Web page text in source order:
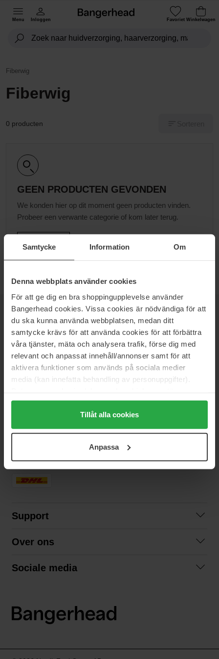
Samtycke Information Om
Denna webbplats använder cookies
För att ge dig en bra shoppingupplevelse använder
Bangerhead cookies. Vissa cookies är nödvändiga för att
du ska kunna använda webbplatsen, medan ditt
samtycke krävs för att använda cookies för att förbättra
våra tjänster, mäta och analysera trafik, förse dig med
relevant och anpassat innehåll/annonser samt för att
aktivera funktioner som används på sociala medier
media (kan innefatta behandling av personuppgifter).
Genom att trycka på "Tillåt alla cookies" accepterar du
alla cookies, medan du under "Detaljer" kan anpassa
användningen av cookies. Du kan när som helst återkalla
samt vår Integritetspolicy.
Tillåt alla cookies
Anpassa
Menu Inloggen Favoriet Winkelwagen
Fiberwig
Fiberwig
0 producten
GEEN PRODUCTEN GEVONDEN
We konden hier op dit moment geen producten vinden.
Probeer een verwante categorie of kom later terug.
NIEUWSBRIEF
WEES ALS EERSTE OP DE HOOGTE
Wil je het beste beauty-nieuws direct in je inbox ontvangen?
aanbiedingen!
SNELLE LEVERING
Support
Algemene voorwaarden
Over ons
Sociale media
LinkedIn